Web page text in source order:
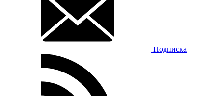
Подписка